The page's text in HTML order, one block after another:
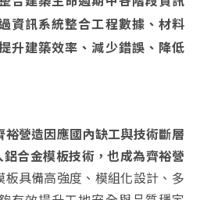
資訊系統整合工程數據、材料
升建築效率、減少錯誤、降低
營造因應國內缺工與技術斷層
合金模板技術，也成為齊裕營
板具備高強度、模組化設計、多